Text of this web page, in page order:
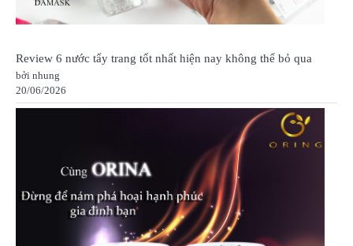
Review 6 nước tẩy trang tốt nhất hiện nay không thể bỏ qua
bởi nhung
20/06/2026